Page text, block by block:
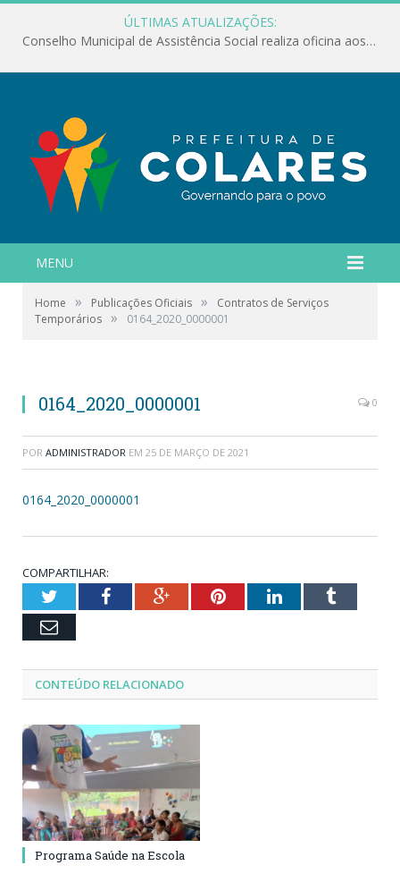
ÚLTIMAS ATUALIZAÇÕES:
Conselho Municipal de Assistência Social realiza oficina aos servidores
MENU
Home » Publicações Oficiais »
Contratos de Serviços
Temporários » 0164_2020_0000001
0164_2020_0000001 0
POR ADMINISTRADOR EM 25 DE MARÇO DE 2021
0164_2020_0000001
COMPARTILHAR:
TwitterFacebookGoogle+PinterestLinkedInTumblr
Email
CONTEÚDO RELACIONADO
Programa Saúde na Escola